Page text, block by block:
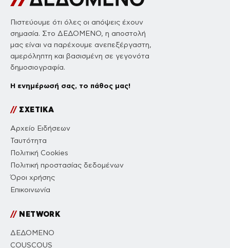
Πιστεύουμε ότι όλες οι απόψεις έχουν
σημασία. Στο ΔΕΔΟΜΕΝΟ, η αποστολή
μας είναι να παρέχουμε ανεπεξέργαστη,
αμερόληπτη και βασισμένη σε γεγονότα
δημοσιογραφία.
Η ενημέρωσή σας, το πάθος μας!
//ΣΧΕΤΙΚΑ
Αρχείο Ειδήσεων
Ταυτότητα
Πολιτική Cookies
Πολιτική προστασίας δεδομένων
Όροι χρήσης
Επικοινωνία
//NETWORK
ΔΕΔΟΜΕΝΟ
COUSCOUS